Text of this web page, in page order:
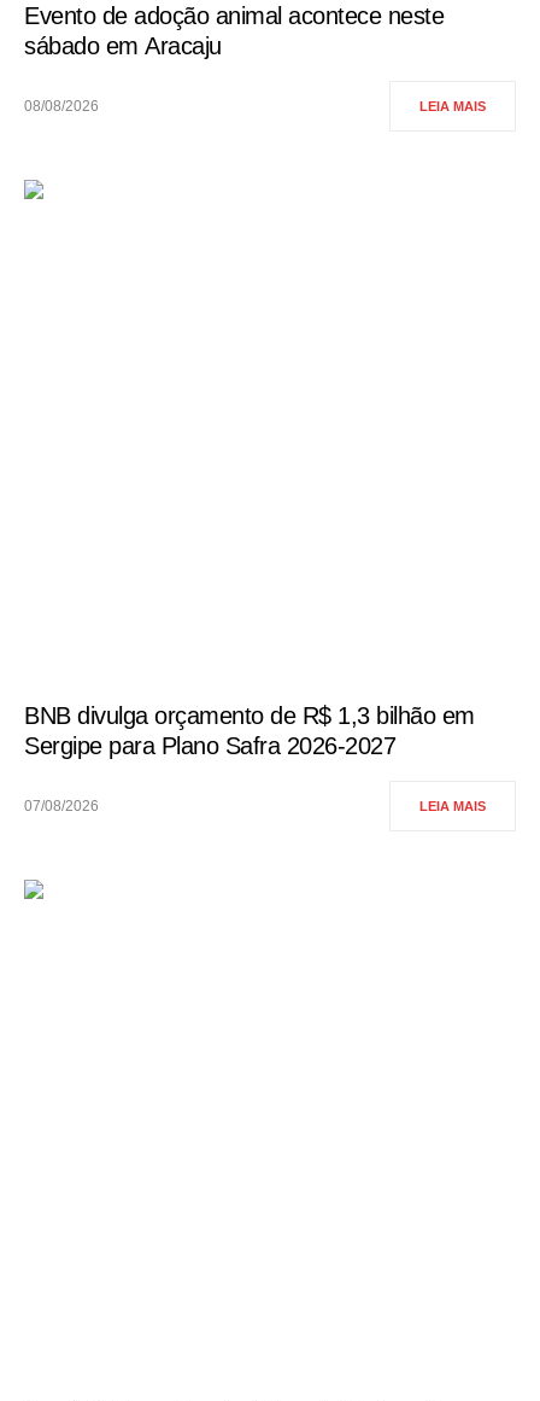
Evento de adoção animal acontece neste
sábado em Aracaju
08/08/2026 LEIA MAIS
BNB divulga orçamento de R$ 1,3 bilhão em
Sergipe para Plano Safra 2026-2027
07/08/2026 LEIA MAIS